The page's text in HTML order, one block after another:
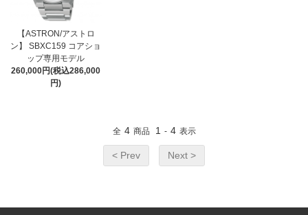
【ASTRON/アストロ
ン】 SBXC159 コアショ
ップ専用モデル
260,000円(税込286,000
円)
全 4 商品 1 - 4 表示
< Prev Next >